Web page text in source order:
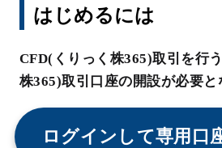
はじめるには
CFD(くりっく株365)取引を行
株365)取引口座の開設が必要と
ログインして専用口